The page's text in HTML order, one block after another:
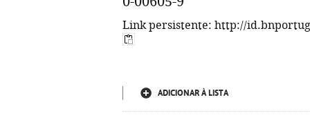
Link persistente: http://
ADICIONAR À LISTA